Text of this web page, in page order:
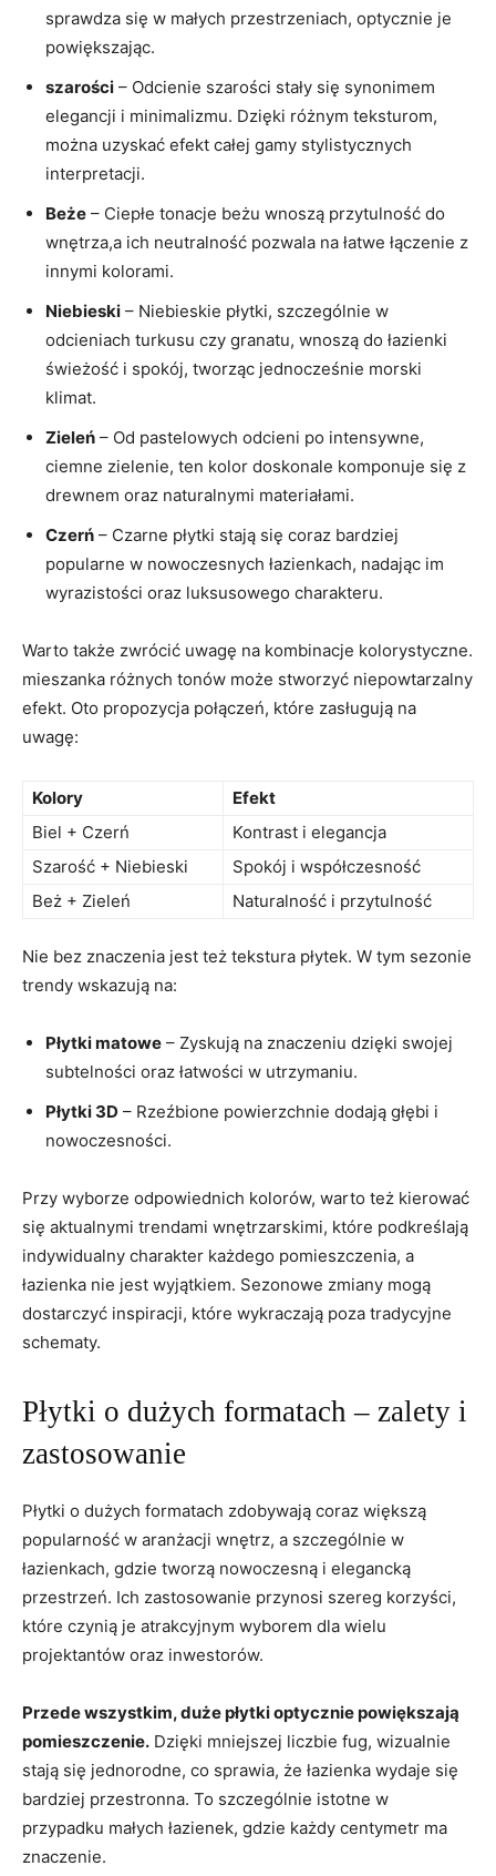
sprawdza się w małych przestrzeniach, optycznie⁢ je
‍powiększając.
szarości – Odcienie szarości stały się synonimem
elegancji i minimalizmu. Dzięki różnym teksturom,
można uzyskać efekt całej gamy ‍stylistycznych
interpretacji.
Beże ⁢– Ciepłe tonacje beżu ⁢wnoszą przytulność do
wnętrza,a ich neutralność pozwala na łatwe łączenie z
innymi ⁢kolorami.
Niebieski ⁢–⁤ Niebieskie płytki, szczególnie w
odcieniach turkusu czy granatu, wnoszą do łazienki‌
świeżość i spokój, tworząc jednocześnie morski
klimat.
Zieleń – Od pastelowych odcieni po ​intensywne,
ciemne ‌zielenie, ten kolor ⁢doskonale komponuje ​się z
drewnem​ oraz ‍naturalnymi materiałami.
Czerń – Czarne płytki stają się coraz bardziej
popularne w nowoczesnych​ łazienkach, nadając ⁣im
wyrazistości oraz luksusowego charakteru.
Warto także zwrócić uwagę na ‍kombinacje kolorystyczne.
mieszanka różnych‍ tonów może stworzyć niepowtarzalny
efekt. Oto‌ propozycja połączeń, które zasługują na
uwagę:
Kolory
Efekt
Biel + Czerń
Kontrast i elegancja
Szarość + Niebieski
Spokój i współczesność
Beż + Zieleń
Naturalność i przytulność
Nie bez znaczenia jest też tekstura płytek. W tym sezonie
trendy wskazują⁣ na:
Płytki matowe – Zyskują na znaczeniu ​dzięki ‌swojej
subtelności oraz łatwości w utrzymaniu.
Płytki 3D – Rzeźbione powierzchnie dodają głębi ⁣i
nowoczesności.
Przy wyborze ‌odpowiednich kolorów, warto też kierować
⁢się aktualnymi trendami wnętrzarskimi, które podkreślają
indywidualny charakter każdego pomieszczenia, a
łazienka nie jest ⁤wyjątkiem. Sezonowe zmiany mogą
dostarczyć inspiracji, które wykraczają poza tradycyjne
schematy.
Płytki o dużych ⁢formatach – zalety i
zastosowanie
Płytki o dużych formatach zdobywają ‍coraz większą
popularność w⁣ aranżacji wnętrz, a szczególnie w
łazienkach, ⁢gdzie tworzą nowoczesną i elegancką
⁤przestrzeń. Ich zastosowanie przynosi szereg korzyści,
które czynią je atrakcyjnym wyborem dla wielu
projektantów oraz​ inwestorów.
Przede wszystkim, ‍duże⁢ płytki optycznie‍ powiększają
⁢pomieszczenie. ‍Dzięki mniejszej liczbie fug, wizualnie
stają się jednorodne, co sprawia, że łazienka wydaje się
bardziej przestronna. To szczególnie istotne w
przypadku małych łazienek,​ gdzie każdy​ centymetr ⁢ma
znaczenie.